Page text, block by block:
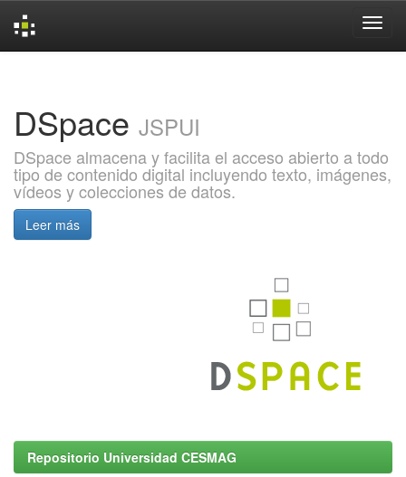
DSpace JSPUI
DSpace almacena y facilita el acceso abierto a todo
tipo de contenido digital incluyendo texto, imágenes,
vídeos y colecciones de datos.
Leer más
Repositorio Universidad CESMAG